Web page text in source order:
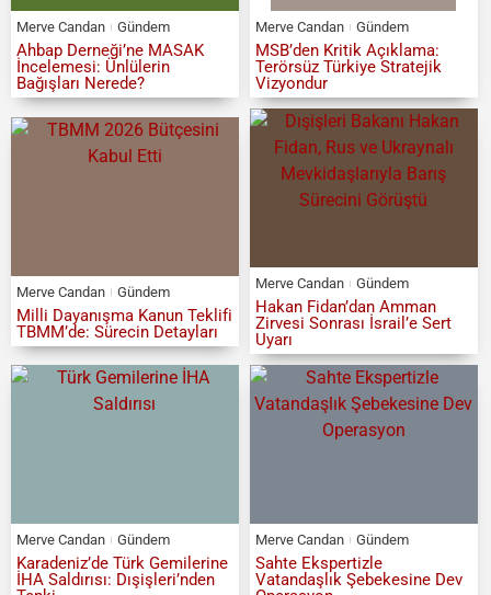
Merve Candan Gündem
Ahbap Derneği’ne MASAK
İncelemesi: Ünlülerin
Bağışları Nerede?
Merve Candan Gündem
MSB’den Kritik Açıklama:
Terörsüz Türkiye Stratejik
Vizyondur
Merve Candan Gündem
Milli Dayanışma Kanun Teklifi
TBMM’de: Sürecin Detayları
Merve Candan Gündem
Hakan Fidan’dan Amman
Zirvesi Sonrası İsrail’e Sert
Uyarı
Merve Candan Gündem
Karadeniz’de Türk Gemilerine
İHA Saldırısı: Dışişleri’nden
Merve Candan Gündem
Sahte Ekspertizle
Vatandaşlık Şebekesine Dev